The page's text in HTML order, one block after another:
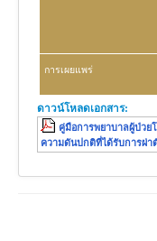
Download
คำถาม/ร้องเรียน
การเผยแพร่
ดาวน์โหลดเอกสาร:
คู่มือการพยาบาลผู้ป่วย
ความดันปกติที่ได้รับการผ่า